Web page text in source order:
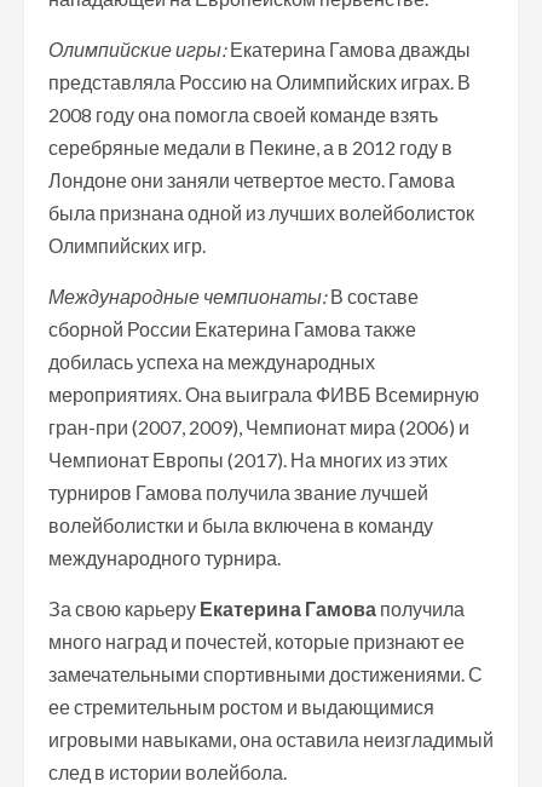
Олимпийские игры:Екатерина Гамова дважды
представляла Россию на Олимпийских играх. В
2008 году она помогла своей команде взять
серебряные медали в Пекине, а в 2012 году в
Лондоне они заняли четвертое место. Гамова
была признана одной из лучших волейболисток
Олимпийских игр.
Международные чемпионаты:В составе
сборной России Екатерина Гамова также
добилась успеха на международных
мероприятиях. Она выиграла ФИВБ Всемирную
гран-при (2007, 2009), Чемпионат мира (2006) и
Чемпионат Европы (2017). На многих из этих
турниров Гамова получила звание лучшей
волейболистки и была включена в команду
международного турнира.
За свою карьеру Екатерина Гамова получила
много наград и почестей, которые признают ее
замечательными спортивными достижениями. С
ее стремительным ростом и выдающимися
игровыми навыками, она оставила неизгладимый
след в истории волейбола.